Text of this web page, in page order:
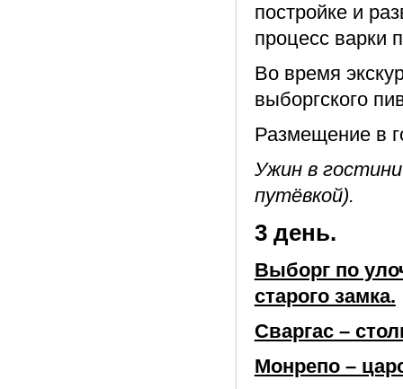
постройке и
процесс варки
Во время
выборгского
Размещение в
Ужин в
путёвкой).
3 день.
Выборг по
старого замка.
Сваргас –
Монрепо –